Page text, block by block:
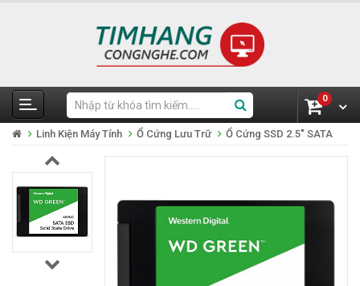
0
Linh Kiện Máy Tính Ổ Cứng Lưu Trữ Ổ Cứng SSD 2.5" SATA